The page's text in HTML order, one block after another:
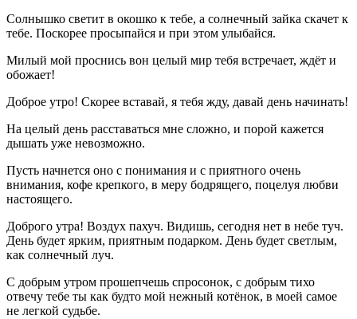
Солнышко светит в окошко к тебе, а солнечный зайка скачет к
тебе. Поскорее просыпайся и при этом улыбайся.
Милый мой проснись вон целый мир тебя встречает, ждёт и
обожает!
Доброе утро! Скорее вставай, я тебя жду, давай день начинать!
На целый день расставаться мне сложно, и порой кажется
дышать уже невозможно.
Пусть начнется оно с понимания и с приятного очень
внимания, кофе крепкого, в меру бодрящего, поцелуя любви
настоящего.
Доброго утра! Воздух пахуч. Видишь, сегодня нет в небе туч.
День будет ярким, приятным подарком. День будет светлым,
как солнечный луч.
С добрым утром прошепчешь спросонок, с добрым тихо
отвечу тебе ты как будто мой нежный котёнок, в моей самое
не легкой судьбе.